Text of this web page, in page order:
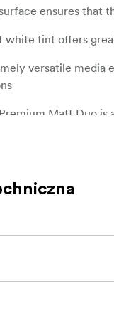
ensures that
white tint offers
versatile media
Matt Duo is